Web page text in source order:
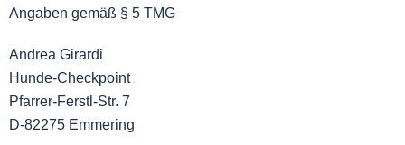
Angaben gemäß § 5 TMG
Andrea Girardi
Hunde-Checkpoint
Pfarrer-Ferstl-Str. 7
D-82275 Emmering